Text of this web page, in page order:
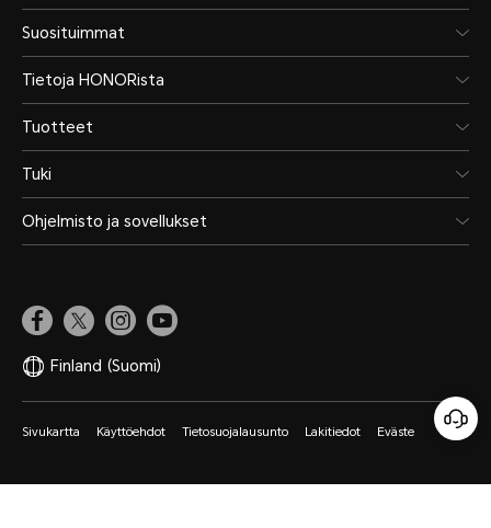
Suosituimmat
Tietoja HONORista
Tuotteet
Tuki
Ohjelmisto ja sovellukset
Finland (Suomi)
Sivukartta Käyttöehdot Tietosuojalausunto Lakitiedot Eväste